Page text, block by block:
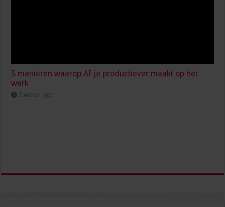
5 manieren waarop AI je productiever maakt op het
werk
3 weken ago